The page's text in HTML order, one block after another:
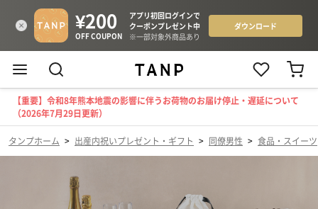
【重要】令和8年熊本地震の影響に伴うお荷物のお届け停止・遅延について
（2026年7月29日更新）
タンプホーム > 出産内祝いプレゼント・ギフト > 同僚男性 > 食品・スイーツ